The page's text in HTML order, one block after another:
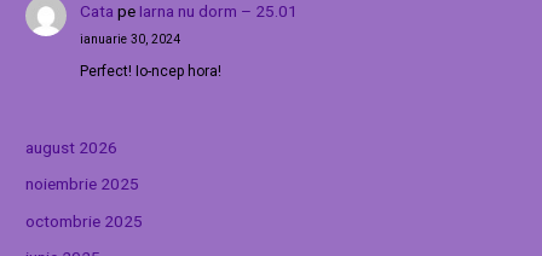
Cata pe Iarna nu dorm – 25.01
ianuarie 30, 2024
Perfect! Io-ncep hora!
august 2026
noiembrie 2025
octombrie 2025